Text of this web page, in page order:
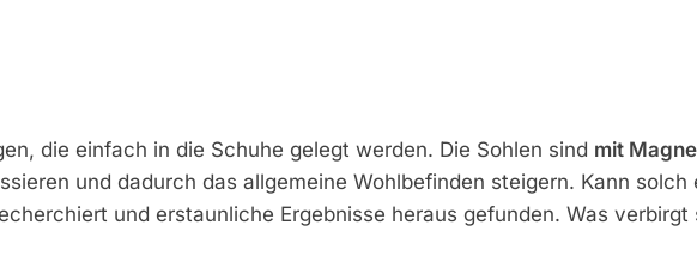
die einfach in die Schuhe gelegt werden. Die Sohlen sind mit
und dadurch das allgemeine Wohlbefinden steigern. Kann solch
und erstaunliche Ergebnisse heraus gefunden. Was